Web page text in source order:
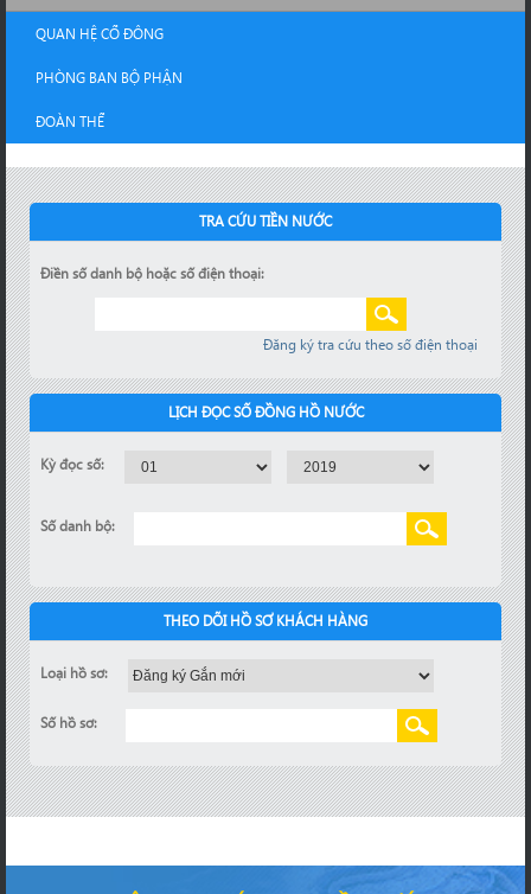
QUAN HỆ CỔ ĐÔNG
PHÒNG BAN BỘ PHẬN
ĐOÀN THỂ
TRA CỨU TIỀN NƯỚC
Điền số danh bộ hoặc số điện thoại:
Đăng ký tra cứu theo số điện thoại
LỊCH ĐỌC SỐ ĐỒNG HỒ NƯỚC
Kỳ đọc số:
Số danh bộ:
THEO DÕI HỒ SƠ KHÁCH HÀNG
Loại hồ sơ:
Số hồ sơ: